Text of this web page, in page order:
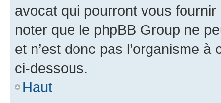
avocat qui pourront vous
noter que le phpBB Group ne
et n’est donc pas l’organisme
ci-dessous.
Haut